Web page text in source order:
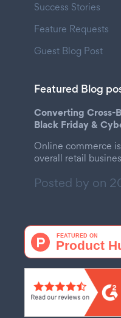
Success Stories
Feature Requests
Guest Blog Post
Featured Blog
Converting Cross-
Black Friday &
Online commerce
overall retail
Posted by on